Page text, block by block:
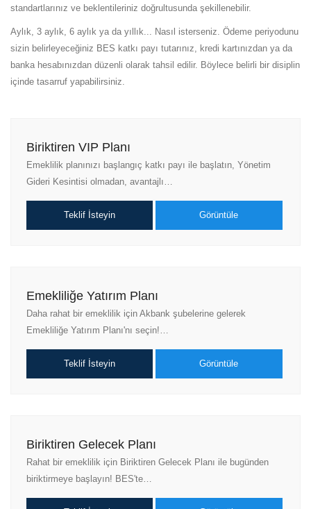
standartlarınız ve beklentileriniz doğrultusunda şekillenebilir.
Aylık, 3 aylık, 6 aylık ya da yıllık... Nasıl isterseniz. Ödeme periyodunu
sizin belirleyeceğiniz BES katkı payı tutarınız, kredi kartınızdan ya da
banka hesabınızdan düzenli olarak tahsil edilir. Böylece belirli bir disiplin
içinde tasarruf yapabilirsiniz.
Biriktiren VIP Planı
Emeklilik planınızı başlangıç katkı payı ile başlatın, Yönetim
Gideri Kesintisi olmadan, avantajlı…
Teklif İsteyin Görüntüle
Emekliliğe Yatırım Planı
Daha rahat bir emeklilik için Akbank şubelerine gelerek
Emekliliğe Yatırım Planı'nı seçin!…
Teklif İsteyin Görüntüle
Biriktiren Gelecek Planı
Rahat bir emeklilik için Biriktiren Gelecek Planı ile bugünden
biriktirmeye başlayın! BES'te…